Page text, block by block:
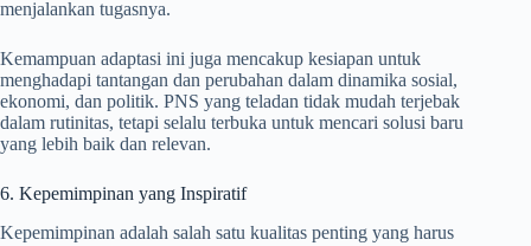
menjalankan tugasnya.
Kemampuan adaptasi ini juga mencakup kesiapan untuk
menghadapi tantangan dan perubahan dalam dinamika sosial,
ekonomi, dan politik. PNS yang teladan tidak mudah terjebak
dalam rutinitas, tetapi selalu terbuka untuk mencari solusi baru
yang lebih baik dan relevan.
6. Kepemimpinan yang Inspiratif
Kepemimpinan adalah salah satu kualitas penting yang harus